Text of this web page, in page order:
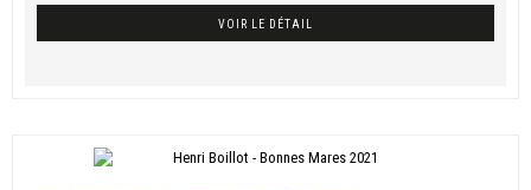
VOIR LE DÉTAIL